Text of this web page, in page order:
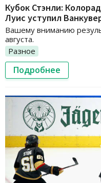
Кубок Стэнли:
Луис уступил
Вашему вниманию
августа.
Разное
Подробнее